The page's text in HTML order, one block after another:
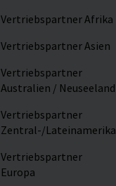
Vertriebspartner Afrika
Vertriebspartner Asien
Vertriebspartner
Australien / Neuseeland
Vertriebspartner
Zentral-/Lateinamerika
Vertriebspartner
Europa